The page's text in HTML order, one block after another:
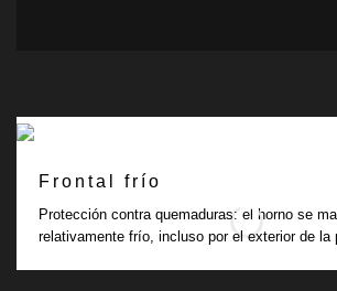
Frontal frío
Protección contra quemaduras: el horno se
relativamente frío, incluso por el exterior de la